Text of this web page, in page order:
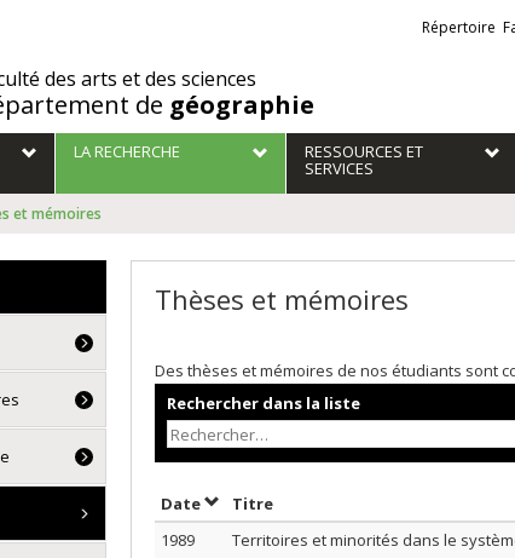
des arts et des sciences
de géographie
Liens
externes
Répertoire
LA RECHERCHE RESSOURCES ET
SERVICES
et mémoires
Thèses et mémoires
Des thèses et mémoires de nos étudiants sont
Rechercher dans la liste
DateTrier par date en ordre décroissant
Titre
1989
Territoires et minorités dans le